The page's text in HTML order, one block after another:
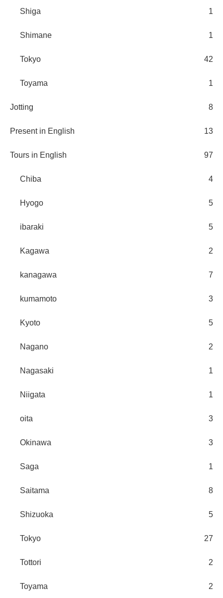
Shiga 1
Shimane 1
Tokyo 42
Toyama 1
Jotting 8
Present in English 13
Tours in English 97
Chiba 4
Hyogo 5
ibaraki 5
Kagawa 2
kanagawa 7
kumamoto 3
Kyoto 5
Nagano 2
Nagasaki 1
Niigata 1
oita 3
Okinawa 3
Saga 1
Saitama 8
Shizuoka 5
Tokyo 27
Tottori 2
Toyama 2